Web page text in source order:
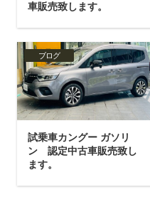
車販売致します。
ブログ
試乗車カングー ガソリ
ン 認定中古車販売致し
ます。